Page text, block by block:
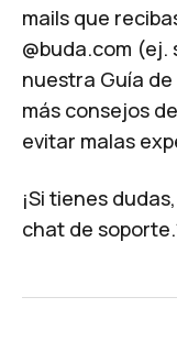
mails que
@buda.com (ej.
nuestra Guía
más consejos
evitar malas
¡Si tienes
chat de